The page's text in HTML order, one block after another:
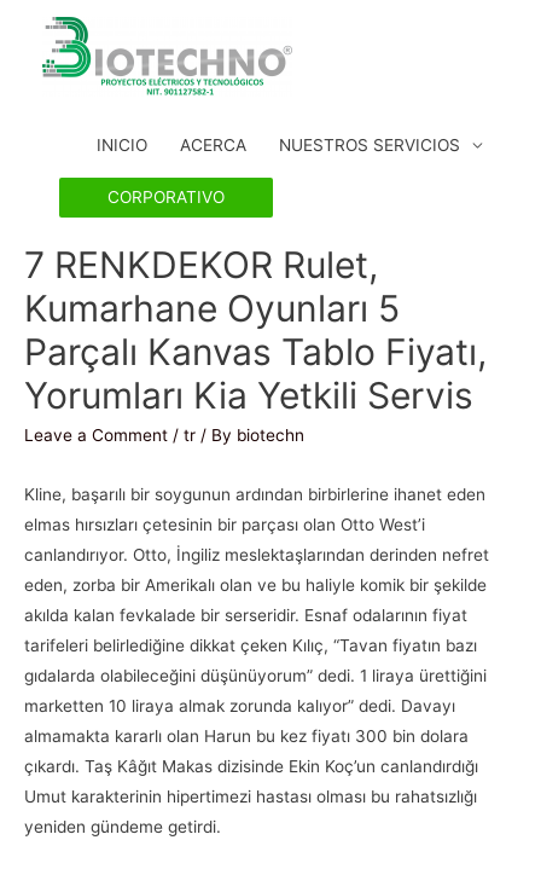
INICIO ACERCA NUESTROS SERVICIOS
CORPORATIVO
7 RENKDEKOR Rulet,
Kumarhane Oyunları 5
Parçalı Kanvas Tablo Fiyatı,
Yorumları Kia Yetkili Servis
Leave a Comment / tr / By biotechn
Kline, başarılı bir soygunun ardından birbirlerine ihanet eden
elmas hırsızları çetesinin bir parçası olan Otto West’i
canlandırıyor. Otto, İngiliz meslektaşlarından derinden nefret
eden, zorba bir Amerikalı olan ve bu haliyle komik bir şekilde
akılda kalan fevkalade bir serseridir. Esnaf odalarının fiyat
tarifeleri belirlediğine dikkat çeken Kılıç, “Tavan fiyatın bazı
gıdalarda olabileceğini düşünüyorum” dedi. 1 liraya ürettiğini
marketten 10 liraya almak zorunda kalıyor” dedi. Davayı
almamakta kararlı olan Harun bu kez fiyatı 300 bin dolara
çıkardı. Taş Kâğıt Makas dizisinde Ekin Koç’un canlandırdığı
Umut karakterinin hipertimezi hastası olması bu rahatsızlığı
yeniden gündeme getirdi.